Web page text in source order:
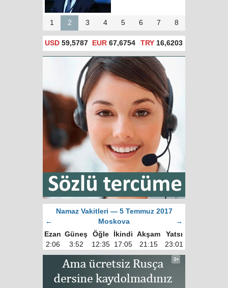
1 2 3 4 5 6 7 8
USD 59,5787 EUR 67,6754 TRY16,6203
Namaz Vakitleri — 5 Temmuz 2017
←
Moskova
→
Ezan Güneş Öğle İkindi Akşam
Yatsı
2:06
3:52 12:35 17:05 21:15 23:01